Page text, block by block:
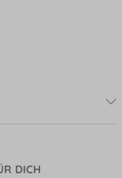
DICH